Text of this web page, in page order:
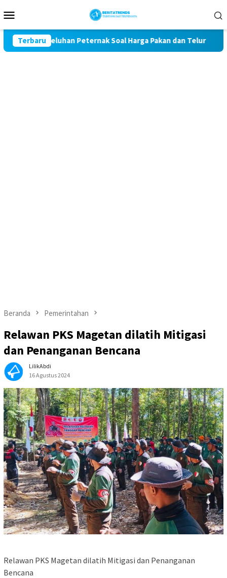
ke
Mobile
Terbaru
Keluhan Peternak Soal Harga Pakan dan Telur
Beranda Pemerintahan
Relawan PKS Magetan dilatih Mitigasi
dan Penanganan Bencana
LilikAbdi
16 Agustus 2024
Relawan PKS Magetan dilatih Mitigasi dan Penanganan
Bencana